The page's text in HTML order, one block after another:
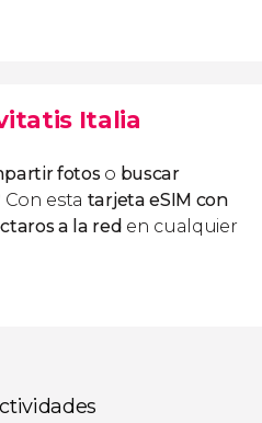
Italia
fotoso buscar
Con esta tarjeta eSIM con
a la red en cualquier